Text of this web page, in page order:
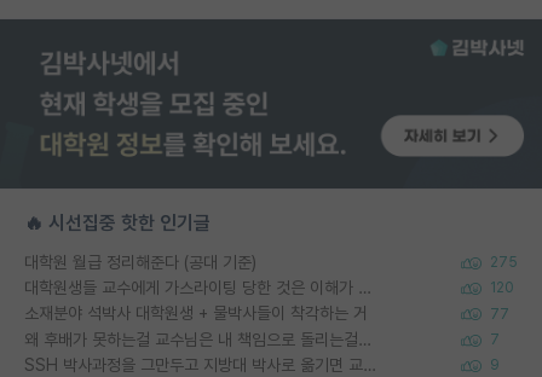
🔥 시선집중 핫한 인기글
대학원 월급 정리해준다 (공대 기준) 275
대학원생들 교수에게 가스라이팅 당한 것은 이해가 갑니다. 안타깝네요. 120
소재분야 석박사 대학원생 + 물박사들이 착각하는 거 77
왜 후배가 못하는걸 교수님은 내 책임으로 돌리는걸까요? 7
SSH 박사과정을 그만두고 지방대 박사로 옮기면 교수의 꿈은 끝일까요? 9